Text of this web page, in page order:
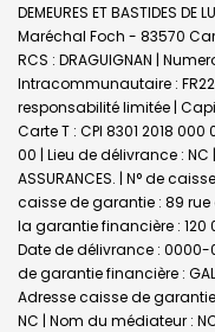
DEMEURES ET BASTIDES
Maréchal Foch - 83570
RCS : DRAGUIGNAN |
Intracommunautaire :
responsabilité limitée |
Carte T : CPI 8301 2018
00 | Lieu de délivrance :
ASSURANCES. | N° de
caisse de garantie : 89 rue
la garantie financière : 120
Date de délivrance : 0000-
de garantie financière :
Adresse caisse de
NC | Nom du médiateur :